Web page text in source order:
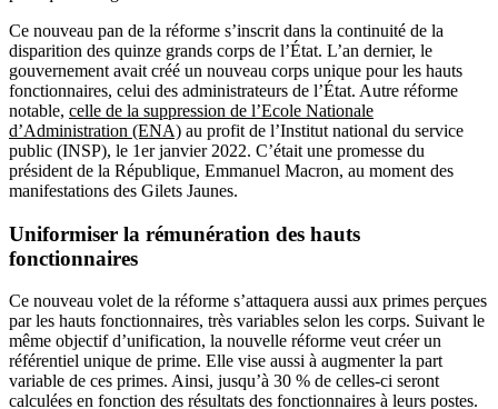
Ce nouveau pan de la réforme s’inscrit dans la continuité de la
disparition des quinze grands corps de l’État. L’an dernier, le
gouvernement avait créé un nouveau corps unique pour les hauts
fonctionnaires, celui des administrateurs de l’État. Autre réforme
notable, celle de la suppression de l’Ecole Nationale
d’Administration (ENA) au profit de l’Institut national du service
public (INSP), le 1er janvier 2022. C’était une promesse du
président de la République, Emmanuel Macron, au moment des
manifestations des Gilets Jaunes.
Uniformiser la rémunération des hauts
fonctionnaires
Ce nouveau volet de la réforme s’attaquera aussi aux primes perçues
par les hauts fonctionnaires, très variables selon les corps. Suivant le
même objectif d’unification, la nouvelle réforme veut créer un
référentiel unique de prime. Elle vise aussi à augmenter la part
variable de ces primes. Ainsi, jusqu’à 30 % de celles-ci seront
calculées en fonction des résultats des fonctionnaires à leurs postes.